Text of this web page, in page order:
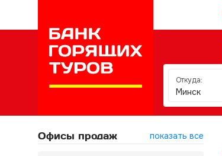
Откуда:
Минск
Офисы продаж показать все